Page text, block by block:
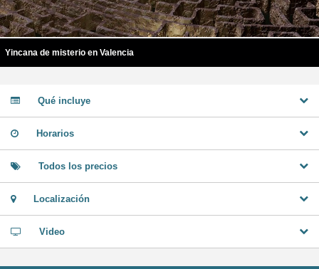
Yincana de misterio en Valencia
Qué incluye
Horarios
Todos los precios
Localización
Video